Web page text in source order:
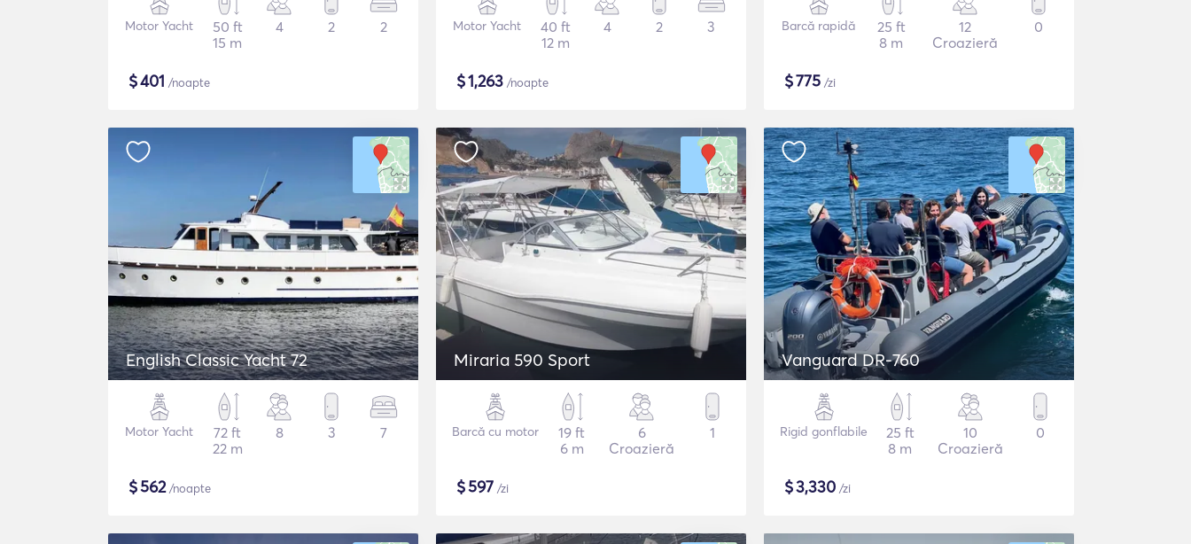
Motor Yacht
50 ft
15 m
4 2 2
$401 /noapte
Motor Yacht
40 ft
12 m
4 2 3
$1,263 /noapte
Barcă rapidă
25 ft
8 m
12
Croazieră
0
$775 /zi
English Classic Yacht 72
Motor Yacht
72 ft
22 m
8 3 7
$562/noapte
Miraria 590 Sport
Barcă cu motor
19 ft
6 m
6
Croazieră
1
$597 /zi
Vanguard DR-760
Rigid gonflabile
25 ft
8 m
10
Croazieră
0
$3,330 /zi